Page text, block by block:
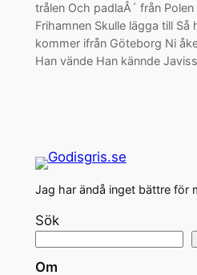
trålen Och padlaÂ´ från Polen
Frihamnen Skulle lägga till Så
kommer ifrån Göteborg Ni
Han vände Han kännde
Jag har ändå inget bättre för
Sök
Om